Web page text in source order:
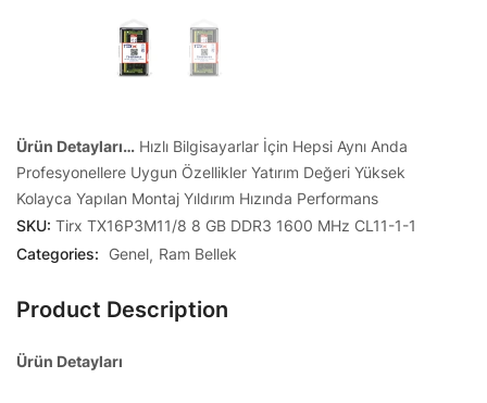
Ürün Detayları… Hızlı Bilgisayarlar İçin Hepsi Aynı Anda
Profesyonellere Uygun Özellikler Yatırım Değeri Yüksek
Kolayca Yapılan Montaj Yıldırım Hızında Performans
SKU: Tirx TX16P3M11/8 8 GB DDR3 1600 MHz CL11-1-1
Categories: Genel Ram Bellek
Product Description
Ürün Detayları